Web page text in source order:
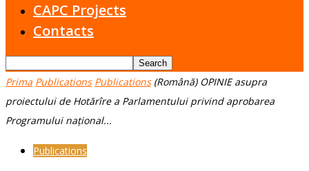
CAPC Projects
Contacts
Prima Publications Publications (Română) OPINIE asupra
proiectului de Hotărîre a Parlamentului privind aprobarea
Programului național...
Publications